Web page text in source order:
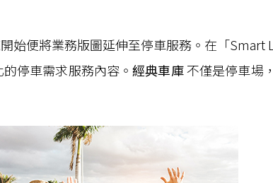
始便將業務版圖延伸至停車服務。在「Smart
停車需求服務內容。經典車庫不僅是停車場